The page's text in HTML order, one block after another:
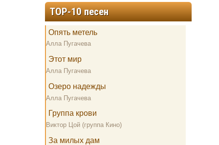
TOP-10 песен
Опять метель
Алла Пугачева
Этот мир
Алла Пугачева
Озеро надежды
Алла Пугачева
Группа крови
Виктор Цой (группа Кино)
За милых дам